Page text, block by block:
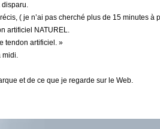
disparu.
( je n’ai pas cherché plus de 15 minutes à
artificiel NATUREL.
tendon artificiel. »
midi.
et de ce que je regarde sur le Web.